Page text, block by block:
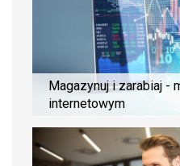
Magazynuj i zarabiaj -
internetowym